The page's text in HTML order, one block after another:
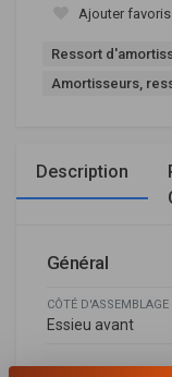
Ajouter favoris
Ressort
Amortisseurs,
Description
Général
CÔTÉ D'ASSEMBLAGE
Essieu avant